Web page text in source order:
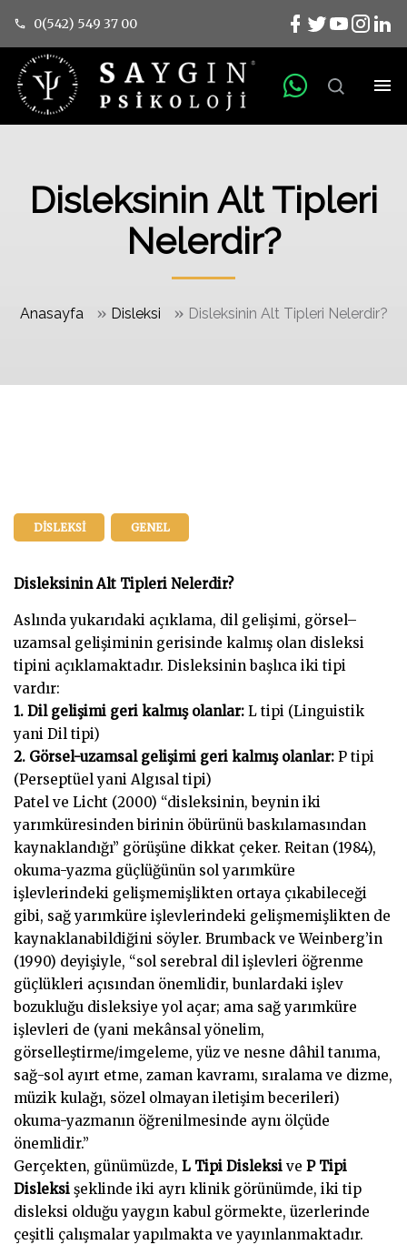
0(542) 549 37 00
Disleksinin Alt Tipleri
Nelerdir?
Anasayfa » Disleksi » Disleksinin Alt Tipleri Nelerdir?
DISLEKSI GENEL
Disleksinin Alt Tipleri Nelerdir?
Aslında yukarıdaki açıklama, dil gelişimi, görsel–
uzamsal gelişiminin gerisinde kalmış olan disleksi
tipini açıklamaktadır. Disleksinin başlıca iki tipi
vardır:
1. Dil gelişimi geri kalmış olanlar: L tipi (Linguistik
yani Dil tipi)
2. Görsel-uzamsal gelişimi geri kalmış olanlar: P tipi
(Perseptüel yani Algısal tipi)
Patel ve Licht (2000) “disleksinin, beynin iki
yarımküresinden birinin öbürünü baskılamasından
kaynaklandığı” görüşüne dikkat çeker. Reitan (1984),
okuma-yazma güçlüğünün sol yarımküre
işlevlerindeki gelişmemişlikten ortaya çıkabileceği
gibi, sağ yarımküre işlevlerindeki gelişmemişlikten de
kaynaklanabildiğini söyler. Brumback ve Weinberg’in
(1990) deyişiyle, “sol serebral dil işlevleri öğrenme
güçlükleri açısından önemlidir, bunlardaki işlev
bozukluğu disleksiye yol açar; ama sağ yarımküre
işlevleri de (yani mekânsal yönelim,
görselleştirme/imgeleme, yüz ve nesne dâhil tanıma,
sağ-sol ayırt etme, zaman kavramı, sıralama ve dizme,
müzik kulağı, sözel olmayan iletişim becerileri)
okuma-yazmanın öğrenilmesinde aynı ölçüde
önemlidir.”
Gerçekten, günümüzde, L Tipi Disleksi ve P Tipi
Disleksi şeklinde iki ayrı klinik görünümde, iki tip
disleksi olduğu yaygın kabul görmekte, üzerlerinde
çeşitli çalışmalar yapılmakta ve yayınlanmaktadır.